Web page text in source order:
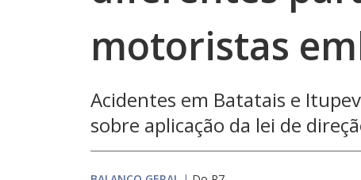
motoristas
Acidentes em Batatais e
sobre aplicação da lei de